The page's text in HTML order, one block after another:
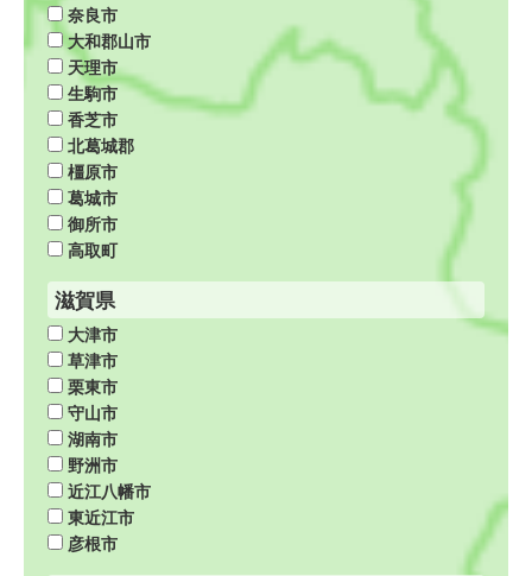
奈良市
大和郡山市
天理市
生駒市
香芝市
北葛城郡
橿原市
葛城市
御所市
高取町
滋賀県
大津市
草津市
栗東市
守山市
湖南市
野洲市
近江八幡市
東近江市
彦根市